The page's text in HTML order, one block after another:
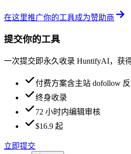
在这里推广你的工具成为赞助商
提交你的工具
一次提交即永久收录 HuntifyAI，获
付费方案含主站 dofollow
终身收录
72 小时内编辑审核
$16.9 起
立即提交